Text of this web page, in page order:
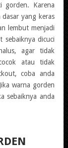
gorden. Karena
yang keras
lembut menjadi
sebaiknya dicuci
agar tidak
atau tidak
coba anda
warna gorden
sebaiknya anda